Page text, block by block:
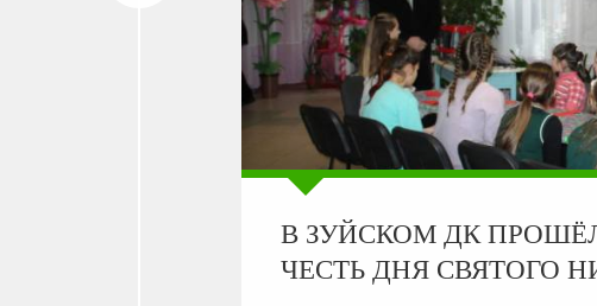
В ЗУЙСКОМ ДК
ЧЕСТЬ ДНЯ СВЯТОГО